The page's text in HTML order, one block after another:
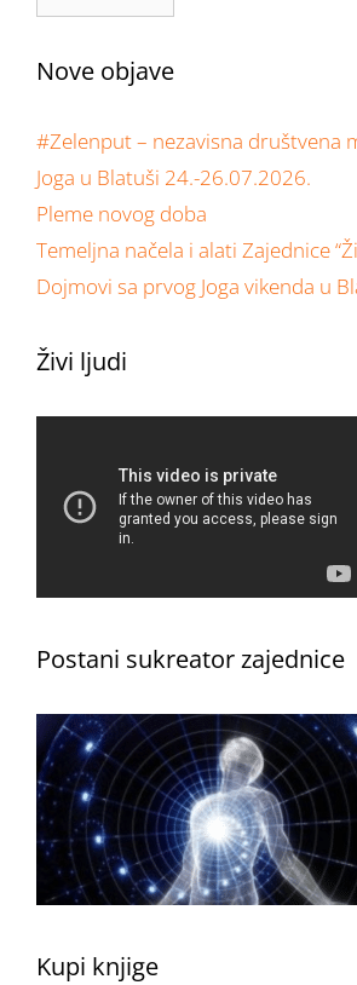
Nove objave
#Zelenput – nezavisna društvena
Joga u Blatuši 24.-26.07.2026.
Pleme novog doba
Temeljna načela i alati Zajednice
Dojmovi sa prvog Joga vikenda u
Živi ljudi
Postani sukreator zajednice
Kupi knjige